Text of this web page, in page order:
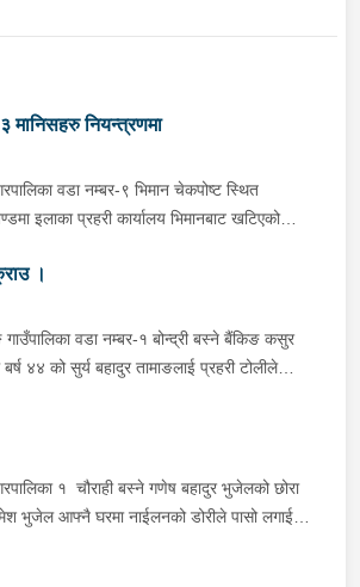
मानिसहरु नियन्त्रणमा
वडा नम्बर-९ भिमान चेकपोष्ट स्थित
इलाका प्रहरी कार्यालय भिमानबाट खटिएको
मोरङबाट काठमाण्डौ तर्फ जाँदै गरेको चालक
वडा नम्बर- १२ बस्ने बर्ष अन्दाजी-२९ को
म.प्र. व०४-००१ ज ००८६ नं. को
सवार जिल्ला सिराह मिर्चैया नगरपालिका-५ बस्ने
भित्र डब्बामा प्लास्टिकले पोका पारी लुकाई छिपाई
हिरोइन जस्तो देखिने गिलो पदार्थ ४५.१९० फेला
गर्दा पछाडी मोटरसाइकलमा सवार चालक
राहुल कुमार मण्डलले उक्त सामान दिई पठाएको
सहित निजहरुलाई नियन्त्रणमा लिई थप
।
।
गाउँपालिका वडा नम्बर-१ बोन्द्री बस्ने बैंकिङ कसुर
बर्ष ४४ को सुर्य बहादुर तामाङलाई प्रहरी टोलीले
१ चौराही बस्ने गणेष बहादुर भुजेलको छोरा
भुजेल आफ्नै घरमा नाईलनको डोरीले पासो लगाई
थप अनुसन्धान कार्य भइरहेको ।